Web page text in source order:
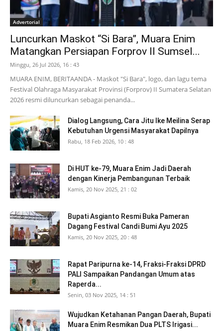
Advertorial
Luncurkan Maskot “Si Bara”, Muara Enim
Matangkan Persiapan Forprov II Sumsel...
Minggu, 26 Jul 2026, 16 : 43
MUARA ENIM, BERITAANDA - Maskot "Si Bara", logo, dan lagu tema
Festival Olahraga Masyarakat Provinsi (Forprov) II Sumatera Selatan
2026 resmi diluncurkan sebagai penanda...
Dialog Langsung, Cara Jitu Ike Meilina Serap
Kebutuhan Urgensi Masyarakat Dapilnya
Rabu, 18 Feb 2026, 10 : 48
Di HUT ke-79, Muara Enim Jadi Daerah
dengan Kinerja Pembangunan Terbaik
Kamis, 20 Nov 2025, 21 : 02
Bupati Asgianto Resmi Buka Pameran
Dagang Festival Candi Bumi Ayu 2025
Kamis, 20 Nov 2025, 20 : 48
Rapat Paripurna ke-14, Fraksi-Fraksi DPRD
PALI Sampaikan Pandangan Umum atas
Raperda...
Senin, 03 Nov 2025, 14 : 51
Wujudkan Ketahanan Pangan Daerah, Bupati
Muara Enim Resmikan Dua PLTS Irigasi...